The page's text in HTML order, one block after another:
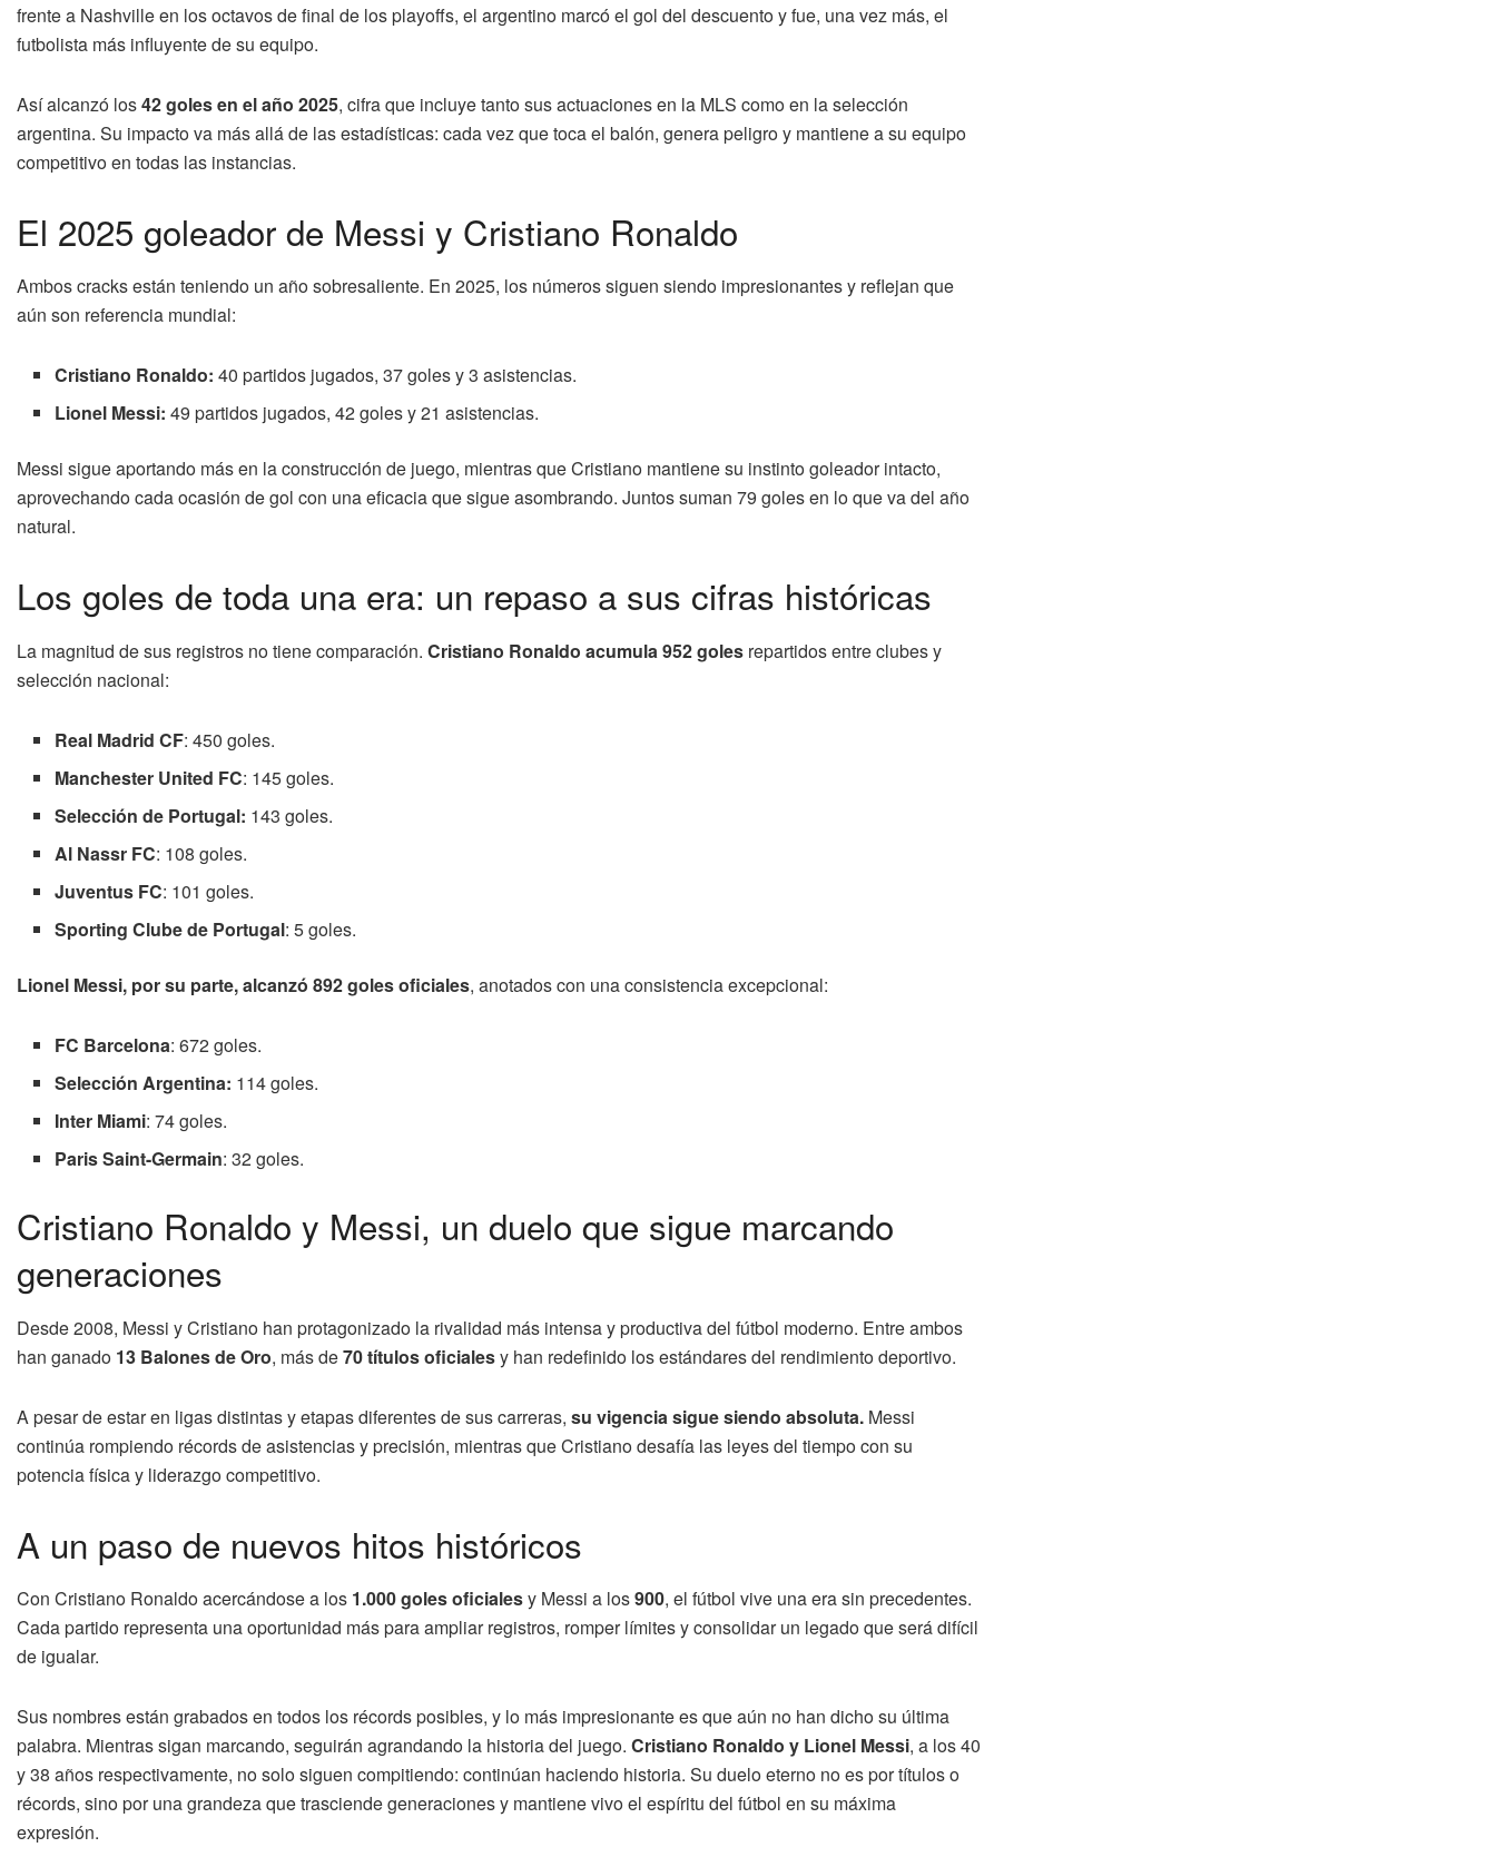
frente a Nashville en los octavos de final de los playoffs, el argentino marcó el gol del descuento y fue, una vez más, el
futbolista más influyente de su equipo.
Así alcanzó los42 goles en el año 2025, cifra que incluye tanto sus actuaciones en la MLS como en la selección
argentina. Su impacto va más allá de las estadísticas: cada vez que toca el balón, genera peligro y mantiene a su equipo
competitivo en todas las instancias.
El 2025 goleador de Messi y Cristiano Ronaldo
Ambos cracks están teniendo un año sobresaliente. En 2025, los números siguen siendo impresionantes y reflejan que
aún son referencia mundial:
Cristiano Ronaldo: 40 partidos jugados, 37 goles y 3 asistencias.
Lionel Messi: 49 partidos jugados, 42 goles y 21 asistencias.
Messi sigue aportando más en la construcción de juego, mientras que Cristiano mantiene su instinto goleador intacto,
aprovechando cada ocasión de gol con una eficacia que sigue asombrando. Juntos suman 79 goles en lo que va del año
natural.
Los goles de toda una era: un repaso a sus cifras históricas
La magnitud de sus registros no tiene comparación. Cristiano Ronaldo acumula 952 goles repartidos entre clubes y
selección nacional:
Real Madrid CF: 450 goles.
Manchester United FC: 145 goles.
Selección de Portugal: 143 goles.
Al Nassr FC: 108 goles.
Juventus FC: 101 goles.
Sporting Clube de Portugal: 5 goles.
Lionel Messi, por su parte, alcanzó 892 goles oficiales, anotados con una consistencia excepcional:
FC Barcelona: 672 goles.
Selección Argentina: 114 goles.
Inter Miami: 74 goles.
Paris Saint-Germain: 32 goles.
Cristiano Ronaldo y Messi, un duelo que sigue marcando
generaciones
Desde 2008, Messi y Cristiano han protagonizado la rivalidad más intensa y productiva del fútbol moderno. Entre ambos
han ganado 13 Balones de Oro, más de70 títulos oficialesy han redefinido los estándares del rendimiento deportivo.
A pesar de estar en ligas distintas y etapas diferentes de sus carreras, su vigencia sigue siendo absoluta. Messi
continúa rompiendo récords de asistencias y precisión, mientras que Cristiano desafía las leyes del tiempo con su
potencia física y liderazgo competitivo.
A un paso de nuevos hitos históricos
Con Cristiano Ronaldo acercándose a los 1.000 goles oficialesy Messi a los900, el fútbol vive una era sin precedentes.
Cada partido representa una oportunidad más para ampliar registros, romper límites y consolidar un legado que será difícil
de igualar.
Sus nombres están grabados en todos los récords posibles, y lo más impresionante es que aún no han dicho su última
palabra. Mientras sigan marcando, seguirán agrandando la historia del juego. Cristiano Ronaldo y Lionel Messi, a los 40
y 38 años respectivamente, no solo siguen compitiendo: continúan haciendo historia. Su duelo eterno no es por títulos o
récords, sino por una grandeza que trasciende generaciones y mantiene vivo el espíritu del fútbol en su máxima
expresión.